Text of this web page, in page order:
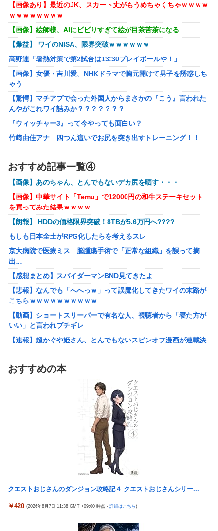
【画像】井口裕香(36)、タンクトップがはち切れそうなくら
いデカイｗｗｗｗｗｗｗｗｗｗｗ
【悲報】Z世代「求刑7年のジャンポケ斎藤は口封じに被害
者殺した方が量刑軽かっただろ」←1万いいね
【動画】福岡の電車、複数の駅で「チンポッ❤」というアナ
ウンスが流れ大騒ぎwwwwwwwww
ので訴えます」
【艦これ】 なんか今回はE5は甲で当然みたいな流れあるよ
ね
もしも日本全土がRPG化したらを考えるスレ
【〈物語〉シリーズ】 セガ「忍野忍」「斧乃木余接」プラ
イズフィギュア【彩色原型公開】
【謎】『ダーク路線のドラクエ12』を発売中止にしないとい
けなかった理由ってガチでなに？とりあえすだせばいいやん
【ウマ娘】海外のファンアートからしか得られない栄養素が
ある。←「おデジ以外味付けが濃いな…」
キム・カッファン総合スレ
ムの敵ｗｗｗｗｗ
【画像あり】最近のJK、スカート丈がもうめちゃくちゃｗｗｗｗ
ｗｗｗｗｗｗｗｗ
【画像】絵師様、AIにビビりすぎて絵が目茶苦茶になる
【爆益】 ワイのNISA、限界突破ｗｗｗｗｗｗ
高野連「暑熱対策で第2試合は13:30プレイボールや！」
【画像】女優・吉川愛、NHKドラマで胸元開けて男子を誘惑しち
ゃう
【驚愕】マチアプで会った外国人からまさかの『こう』言われた
んやがこれワイ詰みか？？？？？？？
『ウィッチャー3』って今やっても面白い？
竹﨑由佳アナ 四つん這いでお尻を突き出すトレーニング！！
【涼宮ハルヒの憂鬱】Vivitフィギュア「涼宮ハルヒ」プライズフ
ィギュア【彩色原型公開】
【ボンバーガール】KONAMI「最愛チアモ」プライズフィギュア
【彩色原型公開】
【初音ミク】「PERIHAPI! おきがえちゅう ピアプロキャラクタ
ーズ 2」トレフィグ【予約開始】
【艦これ】イベントぼちぼち終わらせてる人増えてるけど、終わ
ったらみんな何してる？
【艦これ】デイス 他
【艦これ】けーかいじん 他
【画像】避難所のリアル、レベチｗｗｗｗｗｗｗｗｗｗｗｗｗｗ
ｗｗ
【悲報】財務省のエース、左遷へ。官邸幹部「政権に協力的でな
かったから」
ワイ「子供2人目欲しいんやが、、、」ヨッメ「金は？育児は？
【悲報】Google、Geminiのせいで史上初のマイナスキャッシュ
フローに陥る
【悲報】娘「吹奏楽部の顧問に楽器買えって言われた」親「いく
【動画】大阪府警のおっさん射殺映像が公開される。当然のよう
資産7億桐谷さん「お金を貯めすぎた。自分が死ぬことを想定し
韓国の人気コーヒーチェーン「ペクスダバン」が日本初上陸→東
京・新橋に１号店オープン
激混みのはずの東京駅で鍵が空いているコインロッカーが散見、
おすすめ記事一覧④
【画像】あのちゃん、とんでもないデカ尻を晒す・・・
【画像】中華サイト「Temu」で12000円の和牛ステーキセット
を買ってみた結果ｗｗｗｗ
【朗報】 HDDの価格限界突破！8TBが5.6万円へ????
もしも日本全土がRPG化したらを考えるスレ
京大病院で医療ミス 脳腫瘍手術で「正常な組織」を誤って摘
出…
【感想まとめ】スパイダーマンBND見てきたよ
【悲報】なんでも「へへっｗ」って誤魔化してきたワイの末路が
こちらｗｗｗｗｗｗｗｗｗｗ
【動画】ショートスリーパーで有名な人、視聴者から「寝た方が
いい」と言われブチギレ
【速報】超かぐや姫さん、とんでもないスピンオフ漫画が連載決
【艦これ】イベントぼちぼち終わらせてる人増えてるけど、終わ
ったらみんな何してる？
韓国の人気コーヒーチェーン「ペクスダバン」が日本初上陸→東
激混みのはずの東京駅で鍵が空いているコインロッカーが散見、
「ラッキー」と思って中を確認してみると……
秋田県職員さん、会見をバスローブ＆喫煙スタイルで対応してし
高配当をうたった「みんなで大家さん」→実態は2881億円の債務
超過
久保建英超え歴代2位の記録！3得点に絡む活躍で海外絶賛！【海
おすすめの本
クエストおじさんのダンジョン攻略記４ クエストおじさんシリー...
￥420 (2026年8月7日 11:38 GMT +09:00 時点 - 詳細はこちら)